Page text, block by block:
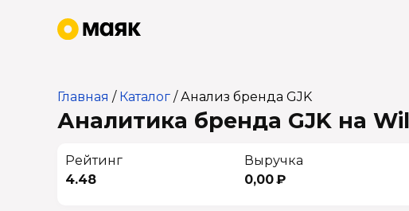
Главная / Каталог /Анализ бренда GJK
Аналитика бренда GJK на
Рейтинг
4.48
Выручка
0,00 ₽